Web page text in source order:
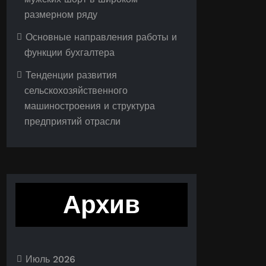
размерном ряду
Основные направления работы и
функции бухгалтера
Тенденции развития
сельскохозяйственного
машиностроения и структура
предприятий отрасли
Архив
Июль 2026